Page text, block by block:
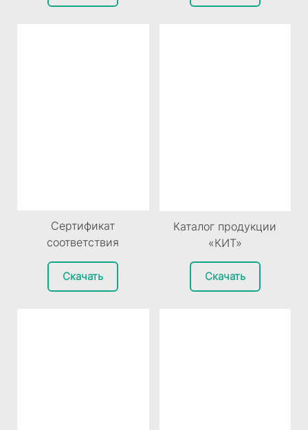
Сертификат
соответствия
Скачать
Каталог продукции
«КИТ»
Скачать